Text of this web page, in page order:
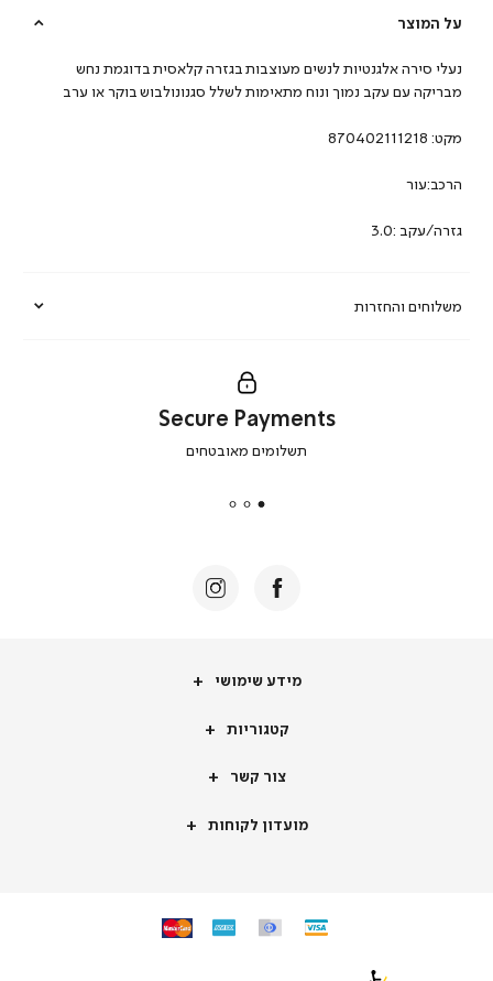
על המוצר
משלוחים והחזרות
נעלי סירה אלגנטיות לנשים מעוצבות בגזרה קלאסית בדוגמת נחש
מבריקה עם עקב נמוך ונוח מתאימות לשלל סגנונולבוש בוקר או ערב
מקט: 870402111218
הרכב:עור
גזרה/עקב :3.0
secure
Secure Payments
תשלומים מאובטחים
מידע
מידע שימושי
קטגוריותקטגוריות
צור
צור קשר
מועדון
מועדון לקוחות